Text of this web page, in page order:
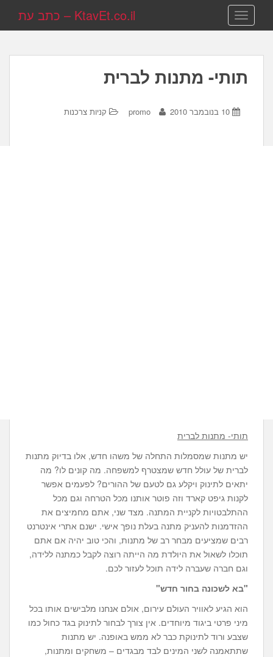
TOGGLE NAVIGATION KtavEt.co.il – כתב עת
תותי- מתנות לברית
10 בנובמבר 2010 promo קניות צרכנות
תותי- מתנות לברית
יש מתנות שמסמלות התחלה של משהו חדש, אלו בדיוק מתנות
לברית של עולל חדש שמצטרף למשפחה. מה קונים לו? מה
יתאים לתינוק ויקלע גם לטעם של ההורים? לפעמים אפשר
לקנות גיפט קארד וזה פוטר אותנו מכל הטרחה וגם מכל
ההתלבטויות לקניית המתנה. מצד שני, אתם מחמיצים את
ההזדמנות להעניק מתנה בעלת נופך אישי. ישנם אתרי אינטרנט
רבים שמציעים מבחר רב של מתנות, והכי טוב יהיה אם אתם
תוכלו לשאול את היולדת מה הייתה רוצה לקבל כמתנה ללידה,
וגם חברה שעברה לידה תוכל לעזור לכם.
"בא לשכונה בחור חדש"
הוא הגיע לאוויר העולם עירום, אולם אנחנו מלבישים אותו בכל
מיני פרטי ביגוד מיוחדים. אין צורך לבחור לתינוק בגד כחול כמו
שצבע ורוד לתינוקת כבר לא ממש באופנה. יש מתנות
שתתאמנה לשני המינים לבד מבגדים – משחקים ומתנות,